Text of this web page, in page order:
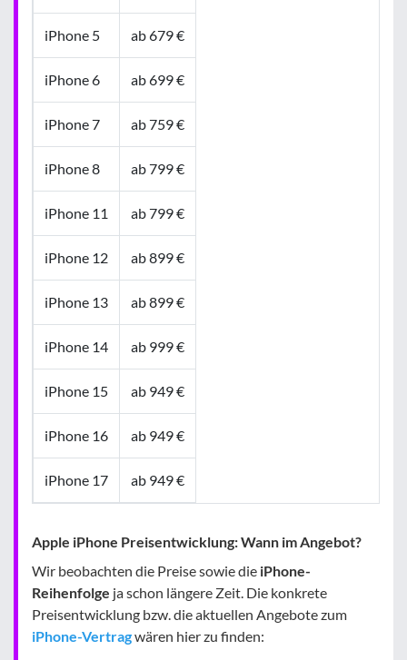
iPhone 5 ab 679 €
iPhone 6 ab 699 €
iPhone 7 ab 759 €
iPhone 8 ab 799 €
iPhone 11 ab 799 €
iPhone 12 ab 899 €
iPhone 13 ab 899 €
iPhone 14 ab 999 €
iPhone 15 ab 949 €
iPhone 16 ab 949 €
iPhone 17 ab 949 €
Apple iPhone Preisentwicklung: Wann im Angebot?
Wir beobachten die Preise sowie die iPhone-
Reihenfolge ja schon längere Zeit. Die konkrete
Preisentwicklung bzw. die aktuellen Angebote zum
iPhone-Vertragwären hier zu finden: